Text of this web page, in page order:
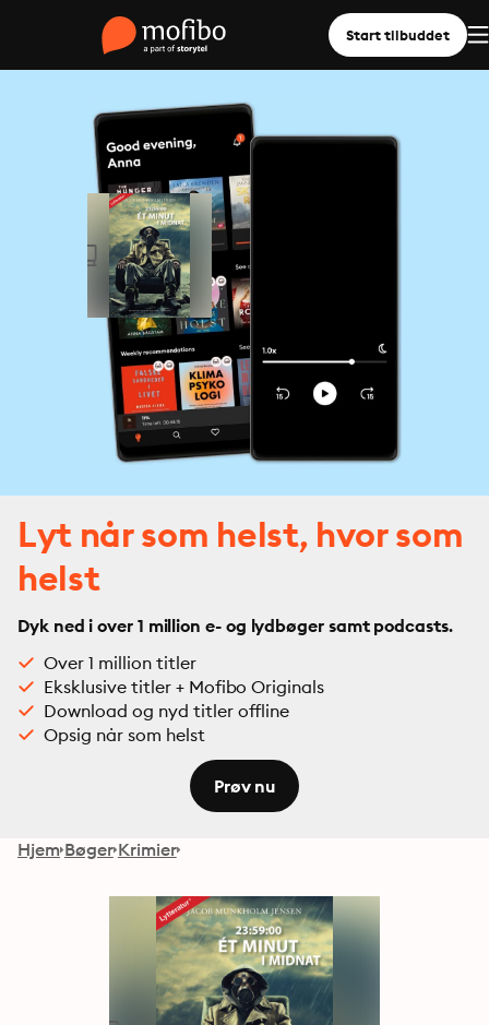
Start tilbuddet
Lyt når som helst, hvor som
helst
Dyk ned i over 1 million e- og lydbøger samt podcasts.
Over 1 million titler
Eksklusive titler + Mofibo Originals
Download og nyd titler offline
Opsig når som helst
Prøv nu
Hjem Bøger Krimier